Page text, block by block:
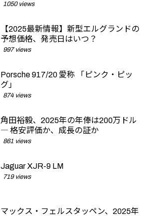
1050 views
【2025最新情報】新型エルグランドの
予想価格、発売日はいつ？
997 views
Porsche 917/20 愛称 「ピンク・ピッ
グ」
874 views
角田裕毅、2025年の年俸は200万ドル
― 格安評価か、成長の証か
861 views
Jaguar XJR-9 LM
719 views
マックス・フェルスタッペン、2025年